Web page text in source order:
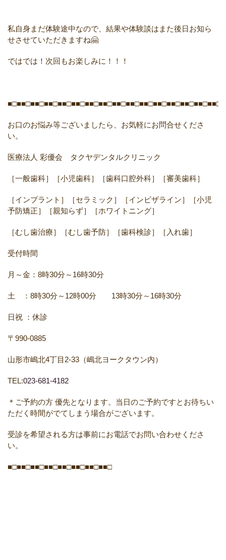
私自身まだ体験途中なので、結果や体験談はまた後日お知ら
せさせていただきますね🤗
ではでは！次回もお楽しみに！！！
お口のお悩み等ございましたら、お気軽にお問合せくださ
い。
医療法人 彩優会 タクヤデンタルクリニック
［一般歯科］［小児歯科］［歯科口腔外科］［審美歯科］
［インプラント］［セラミック］［インビザライン］［小児
予防矯正］［親知らず］［ホワイトニング］
［むし歯治療］［むし歯予防］［歯科検診］［入れ歯］
受付時間
月～金： 8時30分～ 16時30分
土 ： 8時30分～ 12時00分 13時30分～ 16時30分
日祝 ：休診
〒 990-0885
山形市嶋北4丁目 2-33 （嶋北ヨークタウン内）
TEL:023-681-4182
＊ご予約の方 優先となります。当日のご予約ですとお待ちい
ただく時間がでてしまう場合がございます。
受診を希望される方は事前にお電話でお問い合わせくださ
い。
■□■■□■■□■■□■■□■■□■■□■■□